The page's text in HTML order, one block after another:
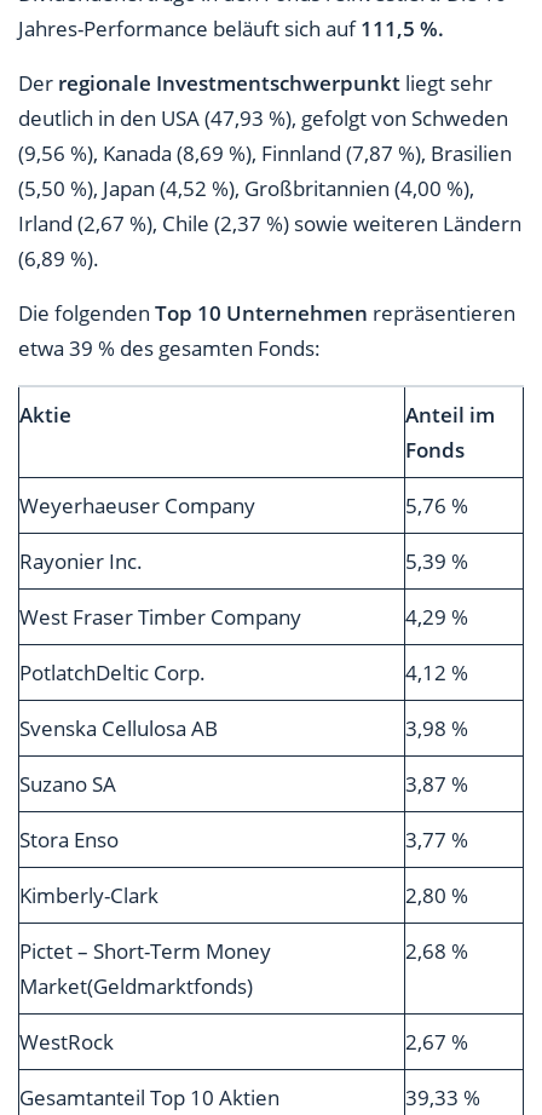
Jahres-Performance beläuft sich auf111,5 %.
Der regionale Investmentschwerpunkt liegt sehr
deutlich in den USA (47,93 %), gefolgt von Schweden
(9,56 %), Kanada (8,69 %), Finnland (7,87 %), Brasilien
(5,50 %), Japan (4,52 %), Großbritannien (4,00 %),
Irland (2,67 %), Chile (2,37 %) sowie weiteren Ländern
(6,89 %).
Die folgenden Top 10 Unternehmen repräsentieren
etwa 39 % des gesamten Fonds:
Aktie
Anteil im
Fonds
Weyerhaeuser Company
5,76 %
Rayonier Inc.
5,39 %
West Fraser Timber Company
4,29 %
PotlatchDeltic Corp.
4,12 %
Svenska Cellulosa AB
3,98 %
Suzano SA
3,87 %
Stora Enso
3,77 %
Kimberly-Clark
2,80 %
Pictet – Short-Term Money
Market(Geldmarktfonds)
2,68 %
WestRock
2,67 %
Gesamtanteil Top 10 Aktien
39,33 %